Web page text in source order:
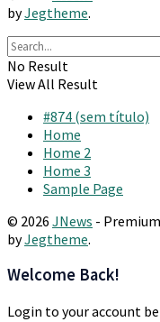
byJegtheme.
No Result
View All Result
#874 (sem título)
Home
Home 2
Home 3
Sample Page
© 2026 JNews -
byJegtheme.
Welcome Back!
Login to your account